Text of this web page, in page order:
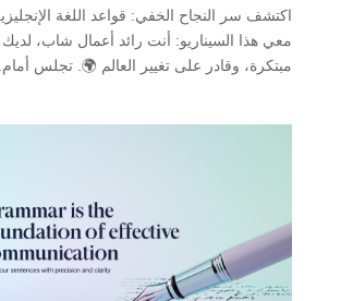
معي هذا السيناريو: أنت رائد أعمال شاب،
مبتكرة، وقادر على تغيير العالم 🌍. تجلس